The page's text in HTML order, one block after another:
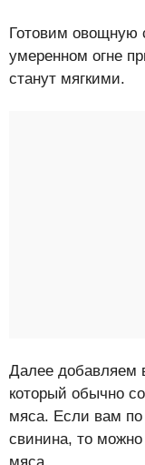
Готовим овощную
умеренном огне
станут мягкими.
Далее
который обычно
мяса. Если вам по
свинина, то